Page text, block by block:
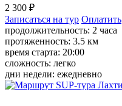
2 300 ₽
Записаться на тур Оплатить
продолжительность: 2 часа
протяженность: 3.5 км
время старта: 20:00
сложность: легко
дни недели: ежедневно